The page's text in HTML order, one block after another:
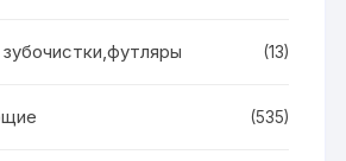
(13)
(535)